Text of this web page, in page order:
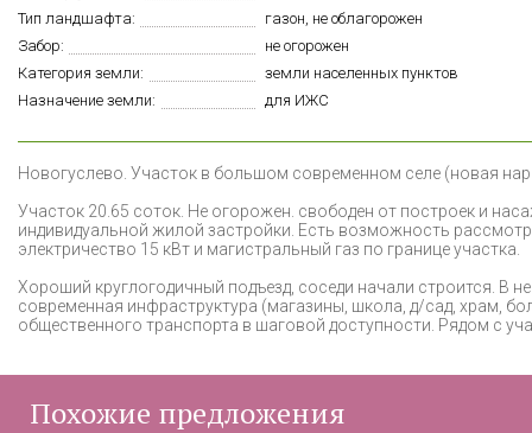
Тип ландшафта:
газон, не облагорожен
Забор:
не огорожен
Категория земли:
земли населенных пунктов
Назначение земли:
для ИЖС
Новогуслево. Участок в большом современном селе (новая
Участок 20.65 соток. Не огорожен. свободен от построек и
индивидуальной жилой застройки. Есть возможность
электричество 15 кВт и магистральный газ по границе участка.
Хороший круглогодичный подъезд, соседи начали строится. В
современная инфраструктура (магазины, школа, д/сад, храм,
общественного транспорта в шаговой доступности. Рядом с
Похожие предложения